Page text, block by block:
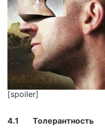
[spoiler]
4.1 Толерантность